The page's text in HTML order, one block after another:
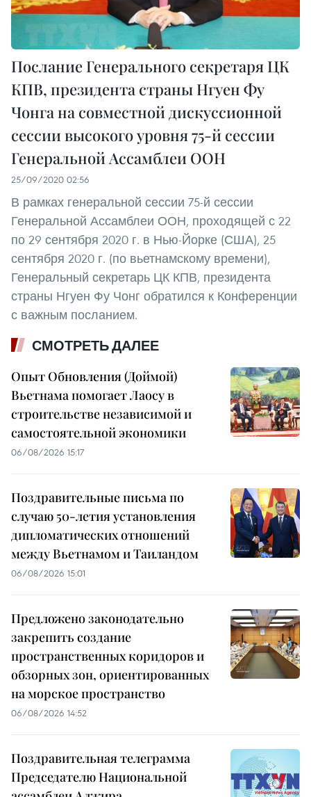
Послание Генерального секретаря ЦК
КПВ, президента страны Нгуен Фу
Чонга на совместной дискуссионной
сессии высокого уровня 75-й сессии
Генеральной Ассамблеи ООН
25/09/2020 02:56
В рамках генеральной сессии 75-й сессии
Генеральной Ассамблеи ООН, проходящей с 22
по 29 сентября 2020 г. в Нью-Йорке (США), 25
сентября 2020 г. (по вьетнамскому времени),
Генеральный секретарь ЦК КПВ, президента
страны Нгуен Фу Чонг обратился к Конференции
с важным посланием.
СМОТРЕТЬ ДАЛЕЕ
Опыт Обновления (Доймой)
Вьетнама помогает Лаосу в
строительстве независимой и
самостоятельной экономики
06/08/2026 15:17
Поздравительные письма по
случаю 50-летия установления
дипломатических отношений
между Вьетнамом и Таиландом
06/08/2026 15:01
Предложено законодательно
закрепить создание
пространственных коридоров и
обзорных зон, ориентированных
на морское пространство
06/08/2026 14:52
Поздравительная телеграмма
Председателю Национальной